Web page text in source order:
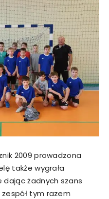
2009 prowadzona
także wygrała
dając żadnych szans
tym razem